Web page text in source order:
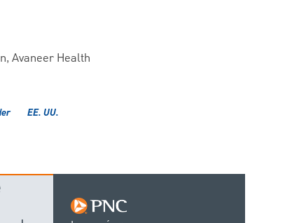
Avaneer Health
EE. UU.